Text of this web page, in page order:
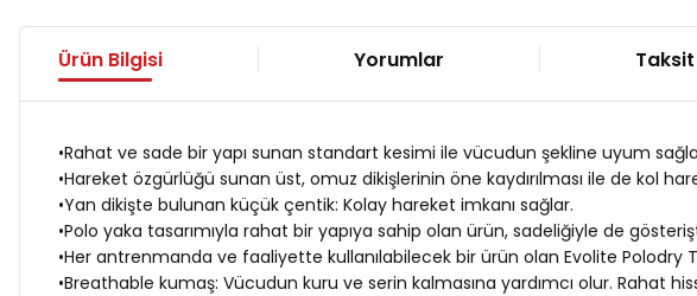
Ürün Bilgisi Yorumlar
•Rahat ve sade bir yapı sunan standart kesimi ile vücudun şekline uyum
•Hareket özgürlüğü sunan üst, omuz dikişlerinin öne kaydırılması ile de kol
•Yan dikişte bulunan küçük çentik: Kolay hareket imkanı sağlar.
•Polo yaka tasarımıyla rahat bir yapıya sahip olan ürün, sadeliğiyle de
•Her antrenmanda ve faaliyette kullanılabilecek bir ürün olan Evolite
•Breathable kumaş: Vücudun kuru ve serin kalmasına yardımcı olur. Rahat